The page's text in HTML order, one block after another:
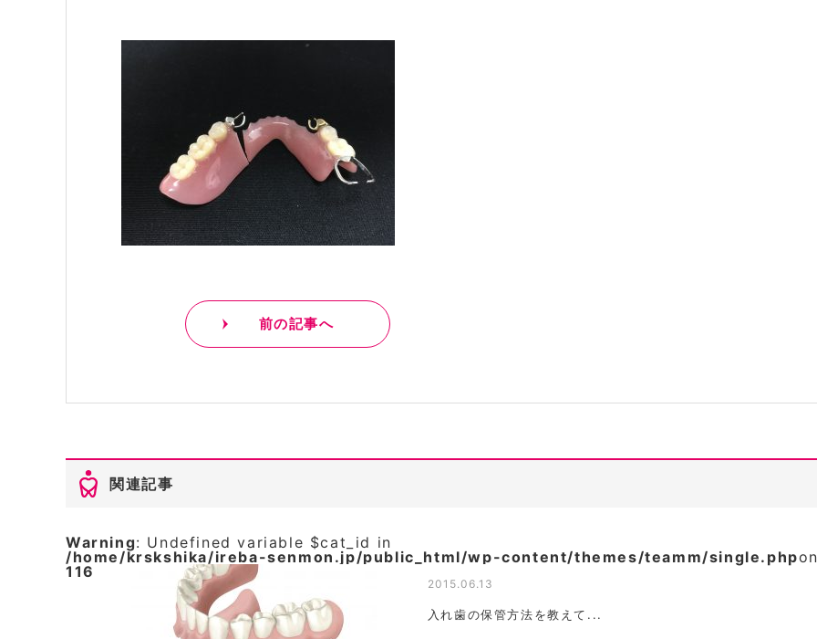
前の記事へ
関連記事
Warning: Undefined variable $cat_id in
/home/krskshika/ireba-senmon.jp/public_html/wp-content/themes/teamm/single.php
116
2015.06.13
入れ歯の保管方法を教えて...